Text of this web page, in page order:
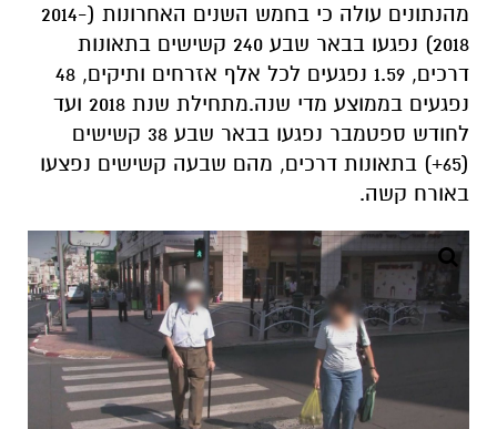
מהנתונים עולה כי בחמש השנים האחרונות (2014-
2018) נפגעו בבאר שבע 240 קשישים בתאונות
דרכים, 1.59 נפגעים לכל אלף אזרחים ותיקים, 48
נפגעים בממוצע מדי שנה.מתחילת שנת 2018 ועד
לחודש ספטמבר נפגעו בבאר שבע 38 קשישים
(65+) בתאונות דרכים, מהם שבעה קשישים נפצעו
באורח קשה.